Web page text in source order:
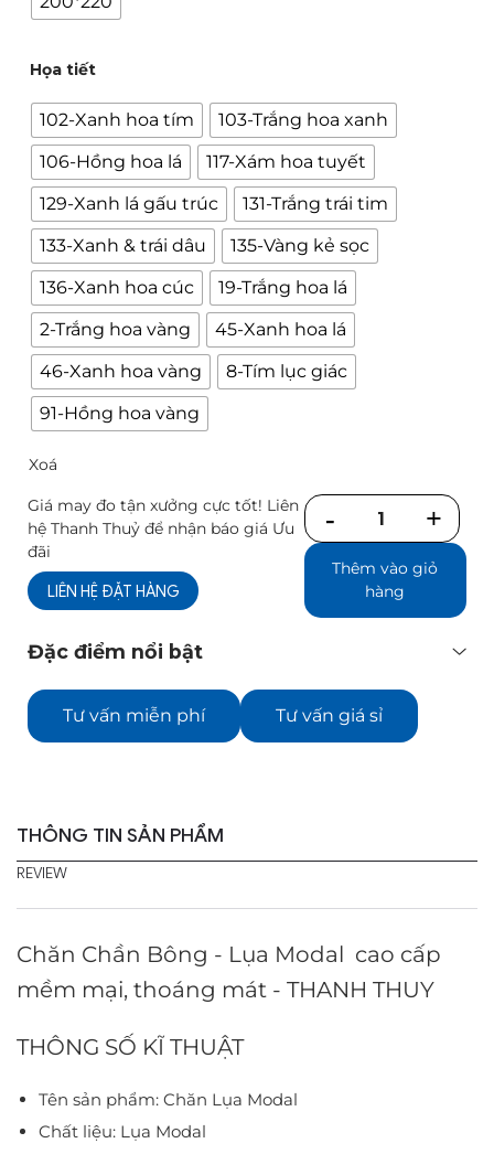
Họa tiết
102-Xanh hoa tím
103-Trắng hoa xanh
106-Hồng hoa lá
117-Xám hoa tuyết
129-Xanh lá gấu trúc
131-Trắng trái tim
133-Xanh & trái dâu
135-Vàng kẻ sọc
136-Xanh hoa cúc
19-Trắng hoa lá
2-Trắng hoa vàng
45-Xanh hoa lá
46-Xanh hoa vàng
8-Tím lục giác
91-Hồng hoa vàng
Xoá
Giá may đo tận xưởng cực tốt! Liên
hệ Thanh Thuỷ để nhận báo giá Ưu
đãi
LIÊN HỆ ĐẶT HÀNG
Số
lượng
Thêm vào giỏ
hàng
Đặc điểm nổi bật
Tư vấn miễn phí Tư vấn giá sỉ
THÔNG TIN SẢN PHẨM
REVIEW
Chăn Chần Bông - Lụa Modal cao cấp
mềm mại, thoáng mát - THANH THUY
THÔNG SỐ KĨ THUẬT
Tên sản phẩm: Chăn Lụa Modal
Chất liệu: Lụa Modal